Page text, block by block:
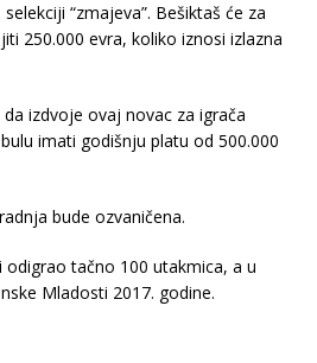
“zmajeva”. Bešiktaš će za
250.000 evra, koliko iznosi izlazna
izdvoje ovaj novac za igrača
imati godišnju platu od 500.000
bude ozvaničena.
odigrao tačno 100 utakmica, a u
Mladosti 2017. godine.